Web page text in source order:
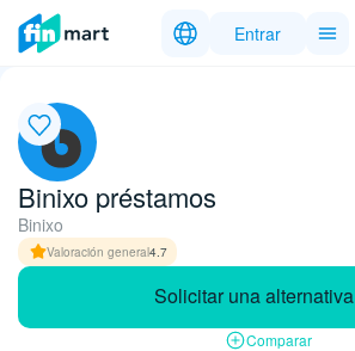
Entrar
Binixo préstamos
Binixo
Valoración general4.7
Solicitar una alternativa
Comparar